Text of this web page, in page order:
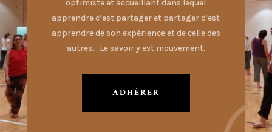
optimiste et accueillant dans lequel
apprendre c’est partager et partager c’est
apprendre de son expérience et de celle des
autres… Le savoir y est mouvement.
ADHÉRER